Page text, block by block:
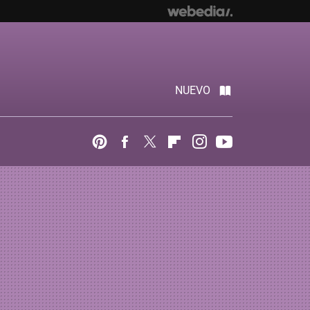
NUEVO
PinterestFacebook
Twitter FlipboardInstagram